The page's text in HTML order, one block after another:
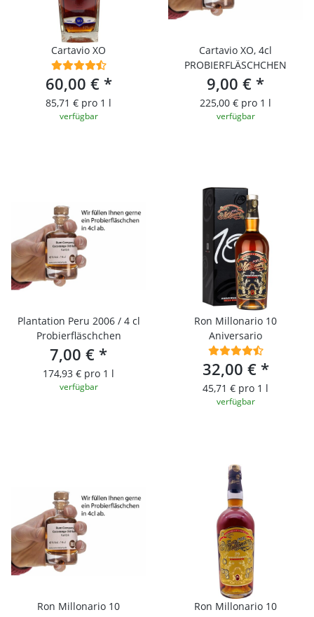
Cartavio XO
60,00 € *
85,71 € pro 1 l
verfügbar
Cartavio XO, 4cl
PROBIERFLÄSCHCHEN
9,00 € *
225,00 € pro 1 l
verfügbar
Plantation Peru 2006 / 4 cl
Probierfläschchen
7,00 € *
174,93 € pro 1 l
verfügbar
Ron Millonario 10
Aniversario
32,00 € *
45,71 € pro 1 l
verfügbar
Ron Millonario 10
Ron Millonario 10